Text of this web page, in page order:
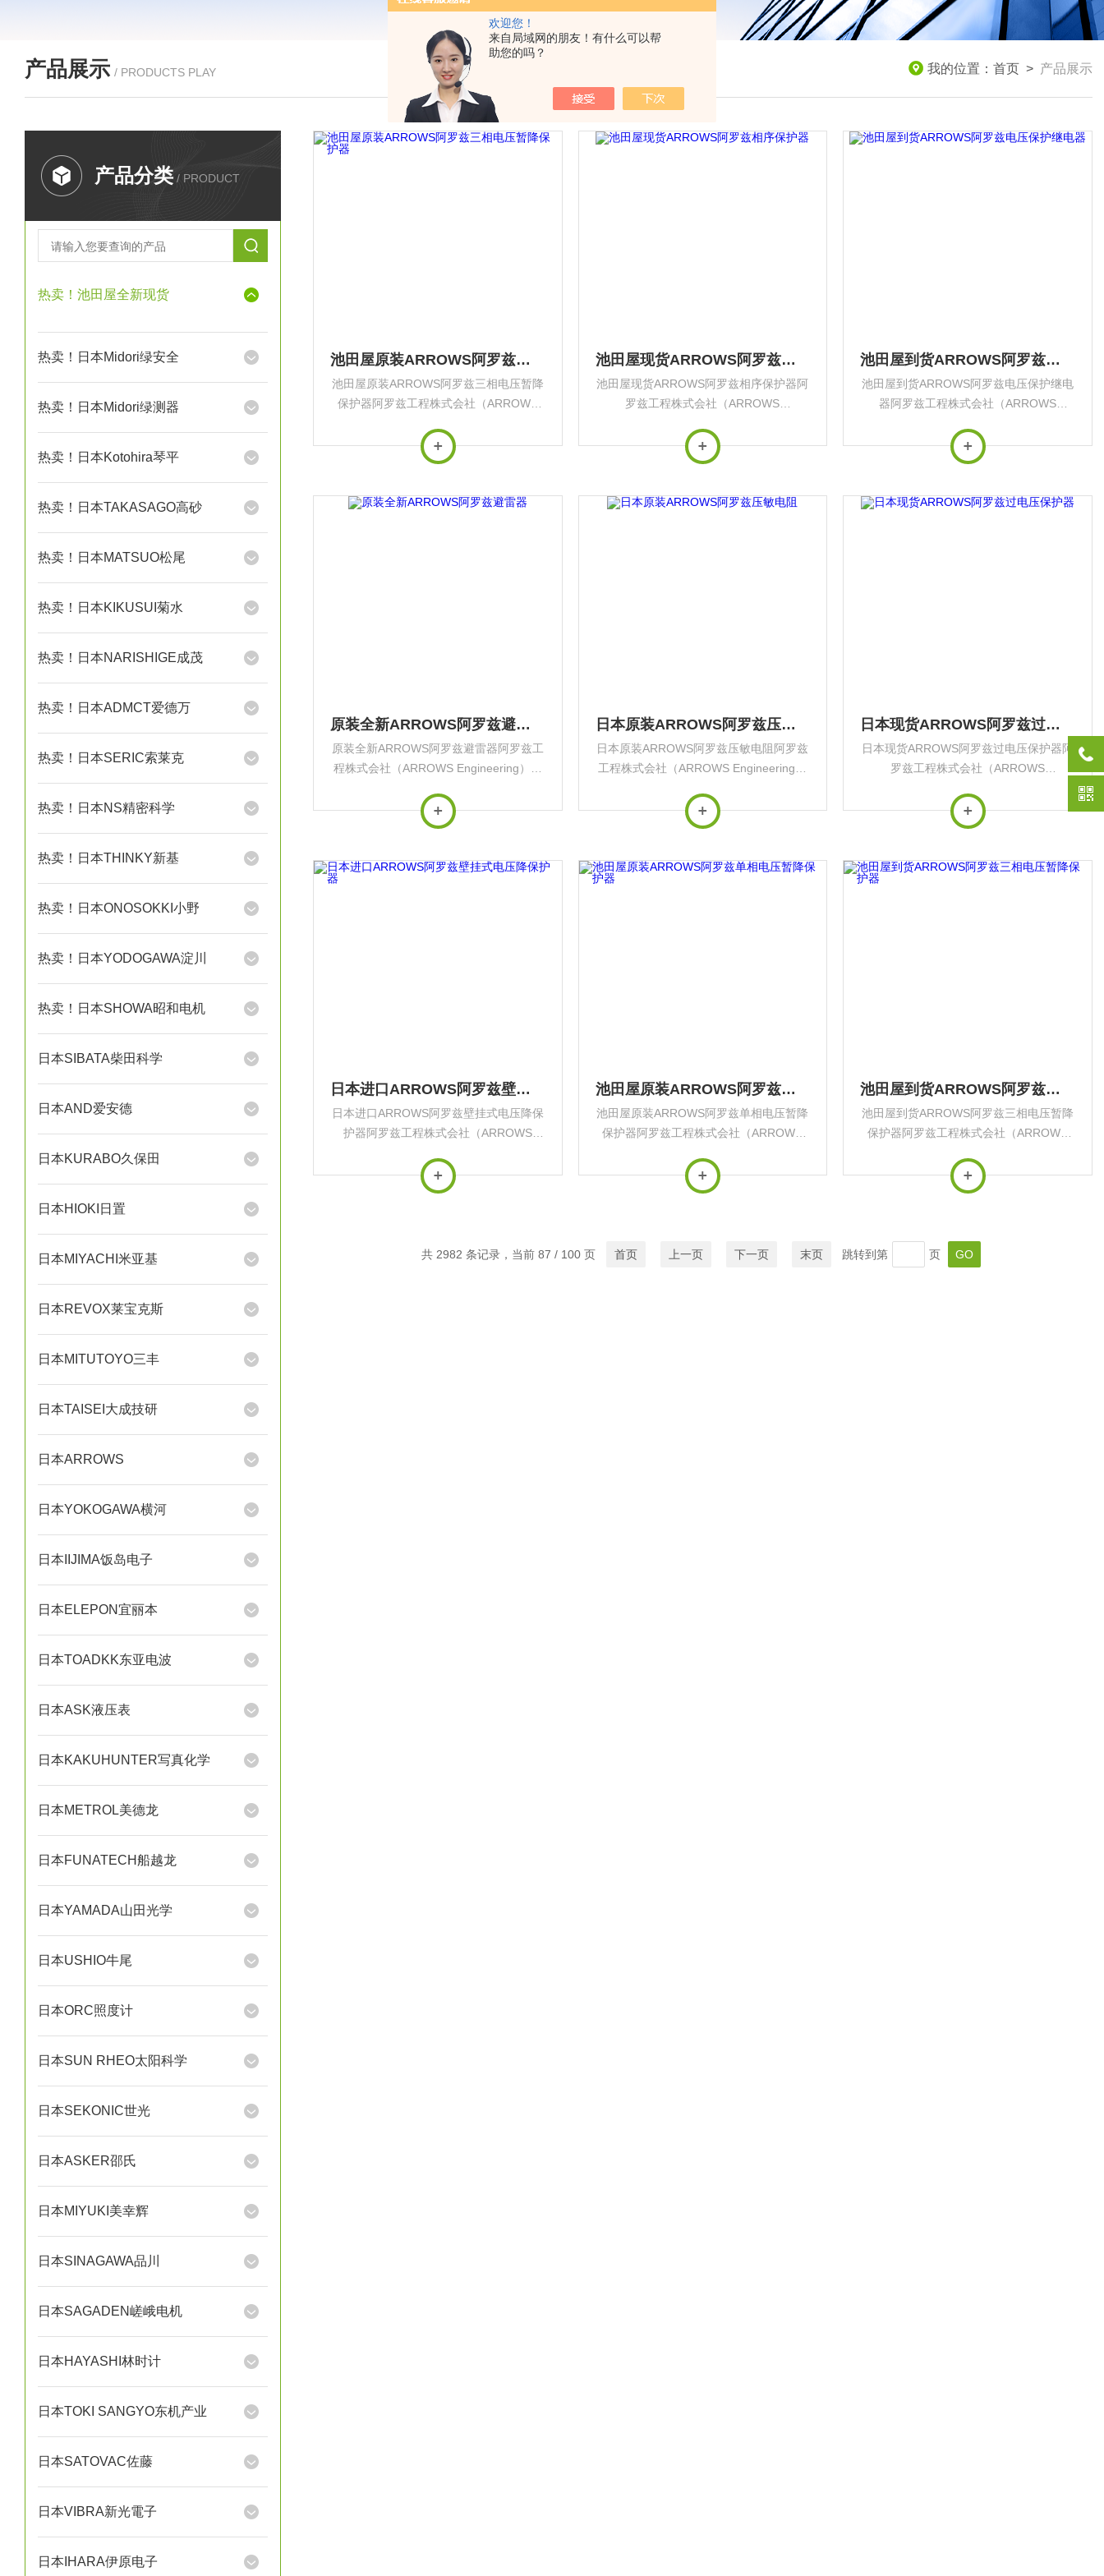
欢迎您！
来自局域网的朋友！有什么可以帮
助您的吗？
产品展示 / PRODUCTS PLAY 我的位置： 首页 > 产品展示
产品分类 / PRODUCT
热卖！池田屋全新现货
热卖！日本Midori绿安全
热卖！日本Midori绿测器
热卖！日本Kotohira琴平
热卖！日本TAKASAGO高砂
热卖！日本MATSUO松尾
热卖！日本KIKUSUI菊水
热卖！日本NARISHIGE成茂
热卖！日本ADMCT爱德万
热卖！日本SERIC索莱克
热卖！日本NS精密科学
热卖！日本THINKY新基
热卖！日本ONOSOKKI小野
热卖！日本YODOGAWA淀川
热卖！日本SHOWA昭和电机
日本SIBATA柴田科学
日本AND爱安德
日本KURABO久保田
日本HIOKI日置
日本MIYACHI米亚基
日本REVOX莱宝克斯
日本MITUTOYO三丰
日本TAISEI大成技研
日本ARROWS
日本YOKOGAWA横河
日本IIJIMA饭岛电子
日本ELEPON宜丽本
日本TOADKK东亚电波
日本ASK液压表
日本KAKUHUNTER写真化学
日本METROL美德龙
日本FUNATECH船越龙
日本YAMADA山田光学
日本USHIO牛尾
日本ORC照度计
日本SUN RHEO太阳科学
日本SEKONIC世光
日本ASKER邵氏
日本MIYUKI美幸辉
日本SINAGAWA品川
日本SAGADEN嵯峨电机
日本HAYASHI林时计
日本TOKI SANGYO东机产业
日本SATOVAC佐藤
日本VIBRA新光電子
日本IHARA伊原电子
池田屋原装ARROWS阿罗兹三相电压暂降保护器
池田屋原装ARROWS阿罗兹三相电压暂降
保护器阿罗兹工程株式会社（ARROWS
设备的专业制造商，核心产品为‌瞬时电压
跌落保护器（VSP）‌，在精密制造...
池田屋现货ARROWS阿罗兹相序保护器
池田屋现货ARROWS阿罗兹相序保护器阿
罗兹工程株式会社（ARROWS
设备的专业制造商，核心产品为‌瞬时电压
跌落保护器（VSP）‌，在精密制造、半导
池田屋到货ARROWS阿罗兹电压保护继电器
池田屋到货ARROWS阿罗兹电压保护继电
器阿罗兹工程株式会社（ARROWS
设备的专业制造商，核心产品为‌瞬时电压
跌落保护器（VSP）‌，在精密制造、半...
原装全新ARROWS阿罗兹避雷器
原装全新ARROWS阿罗兹避雷器阿罗兹工
程株式会社（ARROWS Engineering）是
商，核心产品为‌瞬时电压跌落保护器
（VSP）‌，在精密制造、半导体等领域...
日本原装ARROWS阿罗兹压敏电阻
日本原装ARROWS阿罗兹压敏电阻阿罗兹
工程株式会社（ARROWS Engineering）
造商，核心产品为‌瞬时电压跌落保护器
（VSP）‌，在精密制造、半导体等领...
日本现货ARROWS阿罗兹过电压保护器
日本现货ARROWS阿罗兹过电压保护器阿
罗兹工程株式会社（ARROWS
设备的专业制造商，核心产品为‌瞬时电压
跌落保护器（VSP）‌，在精密制造、半导
日本进口ARROWS阿罗兹壁挂式电压降保护器
日本进口ARROWS阿罗兹壁挂式电压降保
护器阿罗兹工程株式会社（ARROWS
设备的专业制造商，核心产品为‌瞬时电压
跌落保护器（VSP）‌，在精密制造、...
池田屋原装ARROWS阿罗兹单相电压暂降保护器
池田屋原装ARROWS阿罗兹单相电压暂降
保护器阿罗兹工程株式会社（ARROWS
设备的专业制造商，核心产品为‌瞬时电压
跌落保护器（VSP）‌，在精密制造...
池田屋到货ARROWS阿罗兹三相电压暂降保护器
池田屋到货ARROWS阿罗兹三相电压暂降
保护器阿罗兹工程株式会社（ARROWS
设备的专业制造商，核心产品为‌瞬时电压
跌落保护器（VSP）‌，在精密制造...
共 2982 条记录，当前 87 / 100 页 首页 上一页 下一页 末页 跳转到第 页